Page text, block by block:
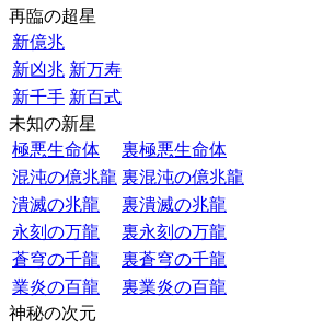
再臨の超星
新億兆
新凶兆 新万寿
新千手 新百式
未知の新星
極悪生命体
裏極悪生命体
混沌の億兆龍 裏混沌の億兆龍
潰滅の兆龍
裏潰滅の兆龍
永刻の万龍
裏永刻の万龍
蒼穹の千龍
裏蒼穹の千龍
業炎の百龍
裏業炎の百龍
神秘の次元